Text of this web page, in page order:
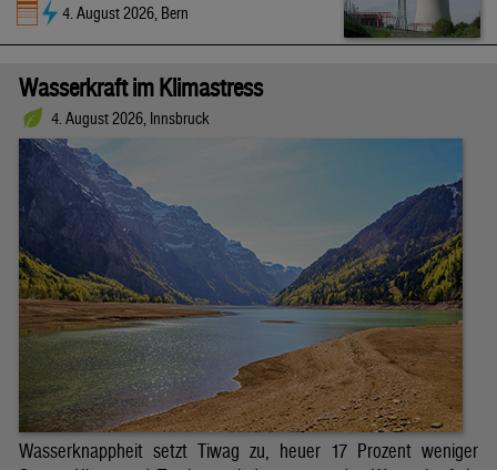
4. August 2026, Bern
Wasserkraft im Klimastress
4. August 2026, Innsbruck
Wasserknappheit setzt Tiwag zu, heuer 17 Prozent weniger